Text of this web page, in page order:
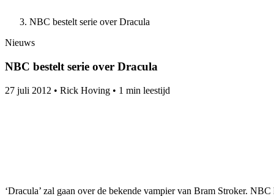
NBC bestelt serie over Dracula
Nieuws
NBC bestelt serie over Dracula
27 juli 2012 • Rick Hoving • 1 min leestijd
‘Dracula’ zal gaan over de bekende vampier van Bram Stroker.